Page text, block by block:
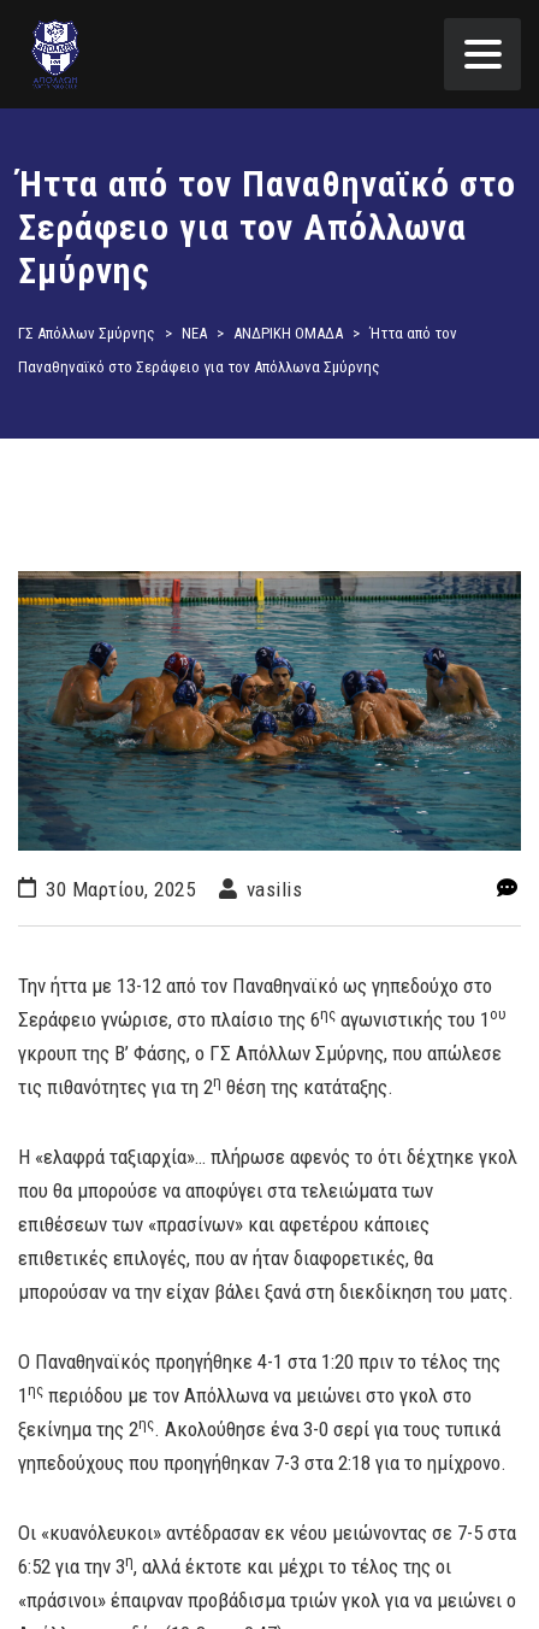
Ήττα από τον Παναθηναϊκό στο
Σεράφειο για τον Απόλλωνα
Σμύρνης
ΓΣ Απόλλων Σμύρνης > ΝΕΑ > ΑΝΔΡΙΚΗ ΟΜΑΔΑ > Ήττα από τον
Παναθηναϊκό στο Σεράφειο για τον Απόλλωνα Σμύρνης
30 Μαρτίου, 2025 vasilis
Την ήττα με 13-12 από τον Παναθηναϊκό ως γηπεδούχο στο
Σεράφειο γνώρισε, στο πλαίσιο της 6ης αγωνιστικής του 1ου
γκρουπ της Β’ Φάσης, ο ΓΣ Απόλλων Σμύρνης, που απώλεσε
τις πιθανότητες για τη 2η θέση της κατάταξης.
Η «ελαφρά ταξιαρχία»… πλήρωσε αφενός το ότι δέχτηκε γκολ
που θα μπορούσε να αποφύγει στα τελειώματα των
επιθέσεων των «πρασίνων» και αφετέρου κάποιες
επιθετικές επιλογές, που αν ήταν διαφορετικές, θα
μπορούσαν να την είχαν βάλει ξανά στη διεκδίκηση του ματς.
Ο Παναθηναϊκός προηγήθηκε 4-1 στα 1:20 πριν το τέλος της
1ης περιόδου με τον Απόλλωνα να μειώνει στο γκολ στο
ξεκίνημα της 2ης. Ακολούθησε ένα 3-0 σερί για τους τυπικά
γηπεδούχους που προηγήθηκαν 7-3 στα 2:18 για το ημίχρονο.
Οι «κυανόλευκοι» αντέδρασαν εκ νέου μειώνοντας σε 7-5 στα
6:52 για την 3η, αλλά έκτοτε και μέχρι το τέλος της οι
«πράσινοι» έπαιρναν προβάδισμα τριών γκολ για να μειώνει ο